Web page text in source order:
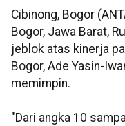
Cibinong, Bogor
Bogor, Jawa Barat,
jeblok atas kinerja
Bogor, Ade Yasin-
memimpin.
"Dari angka 10